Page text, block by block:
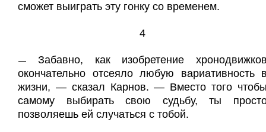
сможет выиграть эту гонку со временем.
4
— Забавно, как изобретение
окончательно отсеяло любую вариативность
жизни, — сказал Карнов. — Вместо того
самому выбирать свою судьбу, ты
позволяешь ей случаться с тобой.